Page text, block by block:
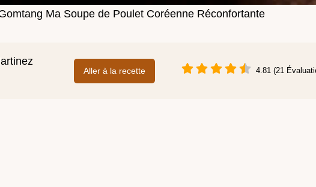
Ma Soupe de Poulet Coréenne Réconfortante
Aller à la recette 4.81 (21